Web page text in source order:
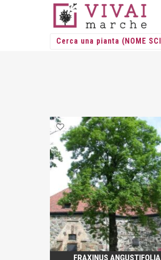
FRAXINUS ANGUSTIFOLIA